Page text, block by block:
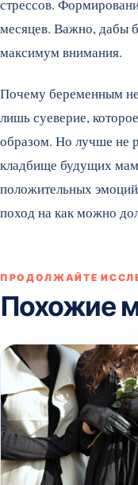
стрессов.
месяцев. Важно, дабы
максимум внимания.
Почему беременным
лишь суеверие,
образом. Но лучше не
кладбище будущих
положительных
поход на как можно
ПРОДОЛЖАЙТЕ
Похожие